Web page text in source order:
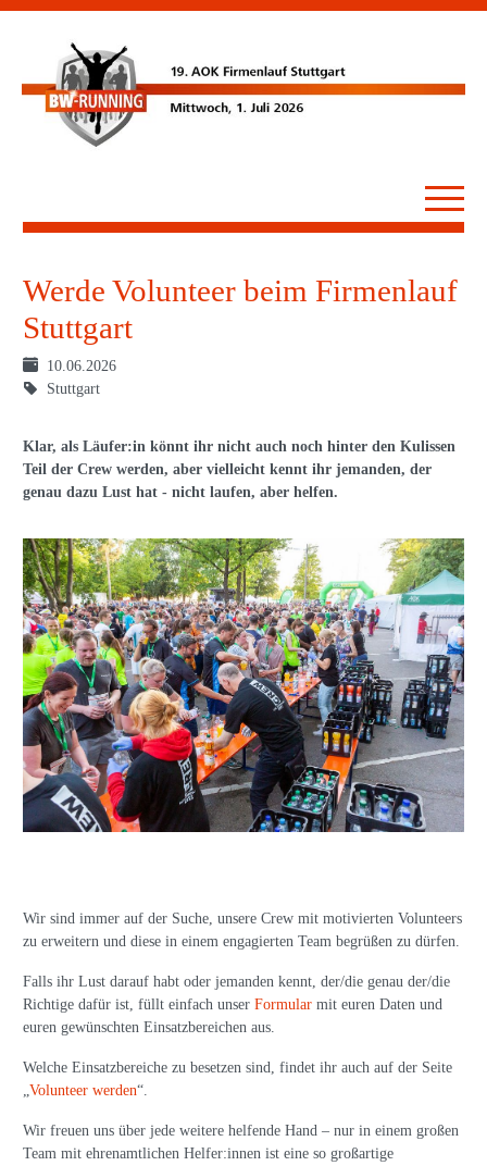
Werde Volunteer beim Firmenlauf
Stuttgart
10.06.2026
Stuttgart
Klar, als Läufer:in könnt ihr nicht auch noch hinter den Kulissen
Teil der Crew werden, aber vielleicht kennt ihr jemanden, der
genau dazu Lust hat - nicht laufen, aber helfen.
Wir sind immer auf der Suche, unsere Crew mit motivierten Volunteers
zu erweitern und diese in einem engagierten Team begrüßen zu dürfen.
Falls ihr Lust darauf habt oder jemanden kennt, der/die genau der/die
Richtige dafür ist, füllt einfach unser Formular mit euren Daten und
euren gewünschten Einsatzbereichen aus.
Welche Einsatzbereiche zu besetzen sind, findet ihr auch auf der Seite
„Volunteer werden“.
Wir freuen uns über jede weitere helfende Hand – nur in einem großen
Team mit ehrenamtlichen Helfer:innen ist eine so großartige